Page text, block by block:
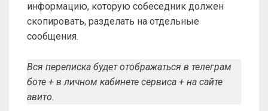
информацию, которую собеседник должен
скопировать, разделать на отдельные
сообщения.
Вся переписка будет отображаться в телеграм
боте + в личном кабинете сервиса + на сайте
авито.